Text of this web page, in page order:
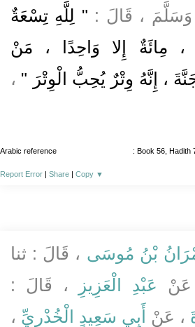
وَسَلَّمَ ، قَالَ : " لِلَّهِ تِسْعَةٌ
مِائَةٌ إِلا وَاحِدًا ، مَنْ
، إِنَّهُ وِتْرٌ يُحِبُّ الْوِتْرَ " ،
Arabic reference : Book 56, Hadith
Report Error | Share | Copy ▼
بْنُ مُوسَى ، قَالَ : ثنا
عَنْ عَبْدِ الْعَزِيزِ
، قَالَ :
، عَنْ أَبِي سَعِيدٍ الْخُدْرِيِّ ،